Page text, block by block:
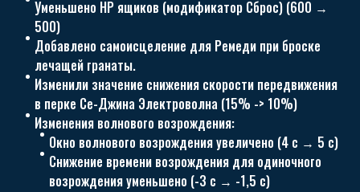
Уменьшено HP ящиков (модификатор Сброс) (600 →
500)
Добавлено самоисцеление для Ремеди при броске
лечащей гранаты.
Изменили значение снижения скорости передвижения
в перке Се-Джина Электроволна (15% -> 10%)
Изменения волнового возрождения:
Окно волнового возрождения увеличено (4 с → 5 с)
Снижение времени возрождения для одиночного
возрождения уменьшено (-3 с → -1,5 с)